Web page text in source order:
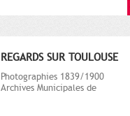
REGARDS SUR TOULOUSE
Photographies 1839/1900
Archives Municipales de